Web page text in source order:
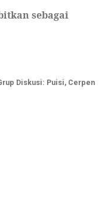
sebagai
Diskusi: Puisi, Cerpen